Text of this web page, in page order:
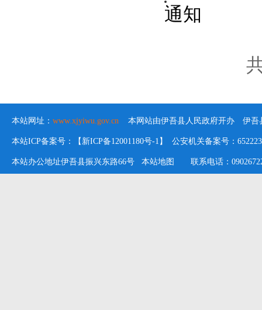
通知
本站网址： www.xjyiwu.gov.cn 本网站由伊吾县人民政府开办 伊吾
本站ICP备案号：【新ICP备12001180号-1】 公安机关备案号：
本站办公地址伊吾县振兴东路66号 本站地图 联系电话：